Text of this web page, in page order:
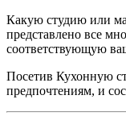
Какую студию или
представлено все
соответствующую
Посетив Кухонную
предпочтениям, и